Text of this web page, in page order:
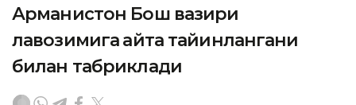
Арманистон Бош вазири
лавозимига қайта тайинлангани
билан табриклади